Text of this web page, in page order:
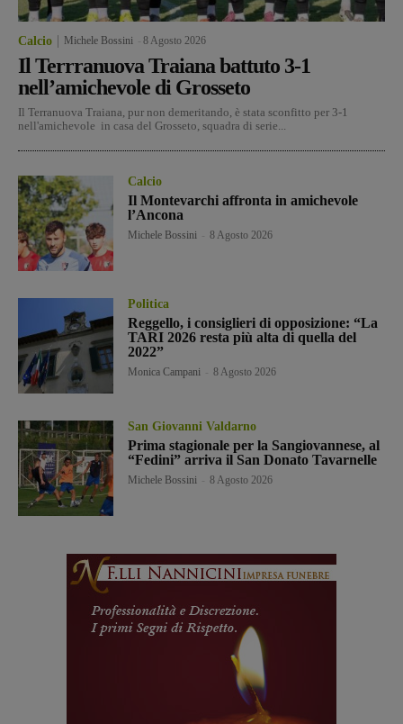
Calcio Michele Bossini 8 Agosto 2026
Il Terrranuova Traiana battuto 3-1
nell’amichevole di Grosseto
Il Terranuova Traiana, pur non demeritando, è stata sconfitto per 3-1
nell'amichevole in casa del Grosseto, squadra di serie...
Calcio
Il Montevarchi affronta in amichevole
l’Ancona
Michele Bossini 8 Agosto 2026
Politica
Reggello, i consiglieri di opposizione: “La
TARI 2026 resta più alta di quella del
2022”
Monica Campani 8 Agosto 2026
San Giovanni Valdarno
Prima stagionale per la Sangiovannese, al
“Fedini” arriva il San Donato Tavarnelle
Michele Bossini 8 Agosto 2026